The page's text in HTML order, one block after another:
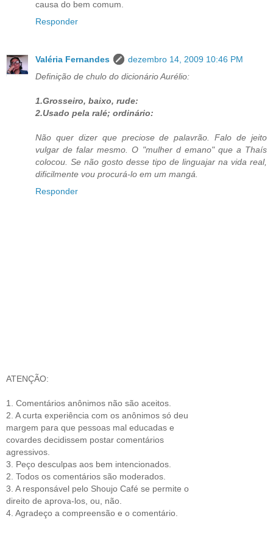
causa do bem comum.
Responder
Valéria Fernandes
dezembro 14, 2009 10:46 PM
Definição de chulo do dicionário Aurélio:
1.Grosseiro, baixo, rude:
2.Usado pela ralé; ordinário:
Não quer dizer que preciose de palavrão. Falo de jeito
vulgar de falar mesmo. O "mulher d emano" que a Thaís
colocou. Se não gosto desse tipo de linguajar na vida real,
dificilmente vou procurá-lo em um mangá.
Responder
ATENÇÃO:
1. Comentários anônimos não são aceitos.
2. A curta experiência com os anônimos só deu
margem para que pessoas mal educadas e
covardes decidissem postar comentários
agressivos.
3. Peço desculpas aos bem intencionados.
2. Todos os comentários são moderados.
3. A responsável pelo Shoujo Café se permite o
direito de aprova-los, ou, não.
4. Agradeço a compreensão e o comentário.